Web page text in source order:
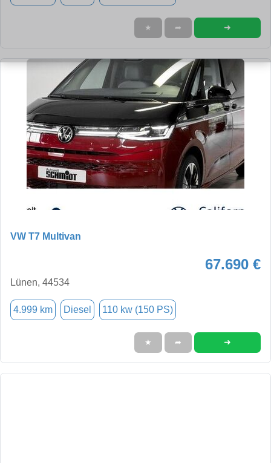
★ ➦ ➜
VW T7 Multivan
67.690 €
Lünen, 44534
4.999 km Diesel 110 kw (150 PS)
★ ➦ ➜